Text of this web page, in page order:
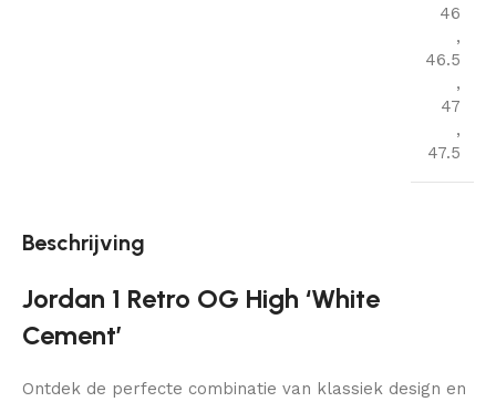
46
,
46.5
,
47
,
47.5
Beschrijving
Jordan 1 Retro OG High ‘White
Cement’
Ontdek de perfecte combinatie van klassiek design en